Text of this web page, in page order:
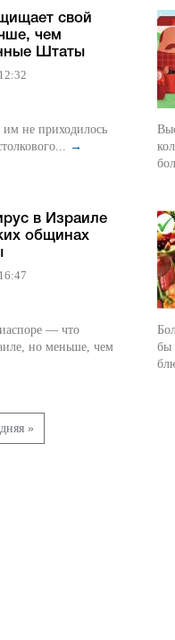
свой
чем
Штаты
им не приходилось
→
в Израиле
общинах
— что
но меньше, чем
бы
»